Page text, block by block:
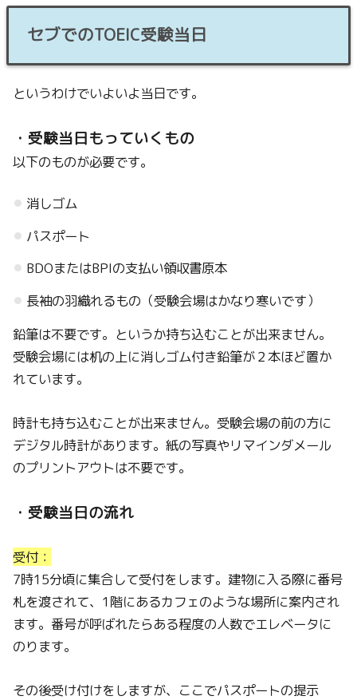
セブでのTOEIC受験当日
というわけでいよいよ当日です。
・受験当日もっていくもの
以下のものが必要です。
消しゴム
パスポート
BDOまたはBPIの支払い領収書原本
長袖の羽織れるもの（受験会場はかなり寒いです）
鉛筆は不要です。というか持ち込むことが出来ません。
受験会場には机の上に消しゴム付き鉛筆が２本ほど置か
れています。
時計も持ち込むことが出来ません。受験会場の前の方に
デジタル時計があります。紙の写真やリマインダメール
のプリントアウトは不要です。
・受験当日の流れ
受付：
7時15分頃に集合して受付をします。建物に入る際に番号
札を渡されて、1階にあるカフェのような場所に案内され
ます。番号が呼ばれたらある程度の人数でエレベータに
のります。
その後受け付けをしますが、ここでパスポートの提示